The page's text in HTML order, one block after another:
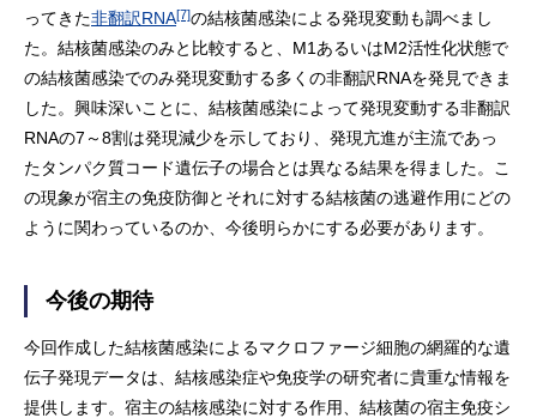
ってきた非翻訳RNA[7]の結核菌感染による発現変動も調べまし
た。結核菌感染のみと比較すると、M1あるいはM2活性化状態で
の結核菌感染でのみ発現変動する多くの非翻訳RNAを発見できま
した。興味深いことに、結核菌感染によって発現変動する非翻訳
RNAの7～8割は発現減少を示しており、発現亢進が主流であっ
たタンパク質コード遺伝子の場合とは異なる結果を得ました。こ
の現象が宿主の免疫防御とそれに対する結核菌の逃避作用にどの
ように関わっているのか、今後明らかにする必要があります。
今後の期待
今回作成した結核菌感染によるマクロファージ細胞の網羅的な遺
伝子発現データは、結核感染症や免疫学の研究者に貴重な情報を
提供します。宿主の結核感染に対する作用、結核菌の宿主免疫シ